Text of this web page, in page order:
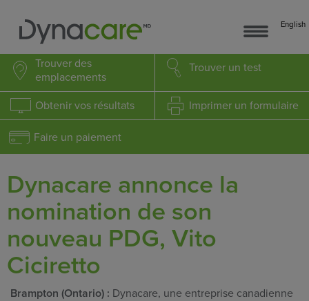
English
Trouver des
emplacements
Trouver un test
Obtenir vos résultats Imprimer un formulaire
Faire un paiement
Dynacare annonce la
nomination de son
nouveau PDG, Vito
Ciciretto
Brampton (Ontario) : Dynacare, une entreprise canadienne